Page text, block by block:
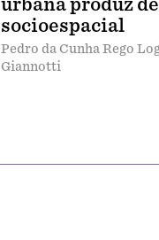
urbana produz
socioespacial
Pedro da Cunha Rego
Giannotti